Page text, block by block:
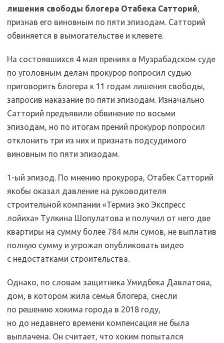
лишения свободы блогера Отабека Сатторий,
признав его виновным по пяти эпизодам. Сатторий
обвиняется в вымогательстве и клевете.
На состоявшихся 4 мая прениях в Музрабадском суде
по уголовным делам прокурор попросил судью
приговорить блогера к 11 годам лишения свободы,
запросив наказание по пяти эпизодам. Изначально
Сатторий предъявили обвинение по восьми
эпизодам, но по итогам прений прокурор попросил
отклонить три из них и признать подсудимого
виновным по пяти эпизодам.
1-ый эпизод. По мнению прокурора, Отабек Сатторий
якобы оказал давление на руководителя
строительной компании «Термиз эко Экспресс
лойиха» Тулкина Шопулатова и получил от него две
квартиры на сумму более 784 млн сумов, не выплатив
полную сумму и угрожая опубликовать видео
с недостатками строительства.
Однако, по словам защитника Умидбека Давлатова,
дом, в котором жила семья блогера, снесли
по решению хокима города в 2018 году,
но до недавнего времени компенсация не была
выплачена. Он считает, что хоким попытался